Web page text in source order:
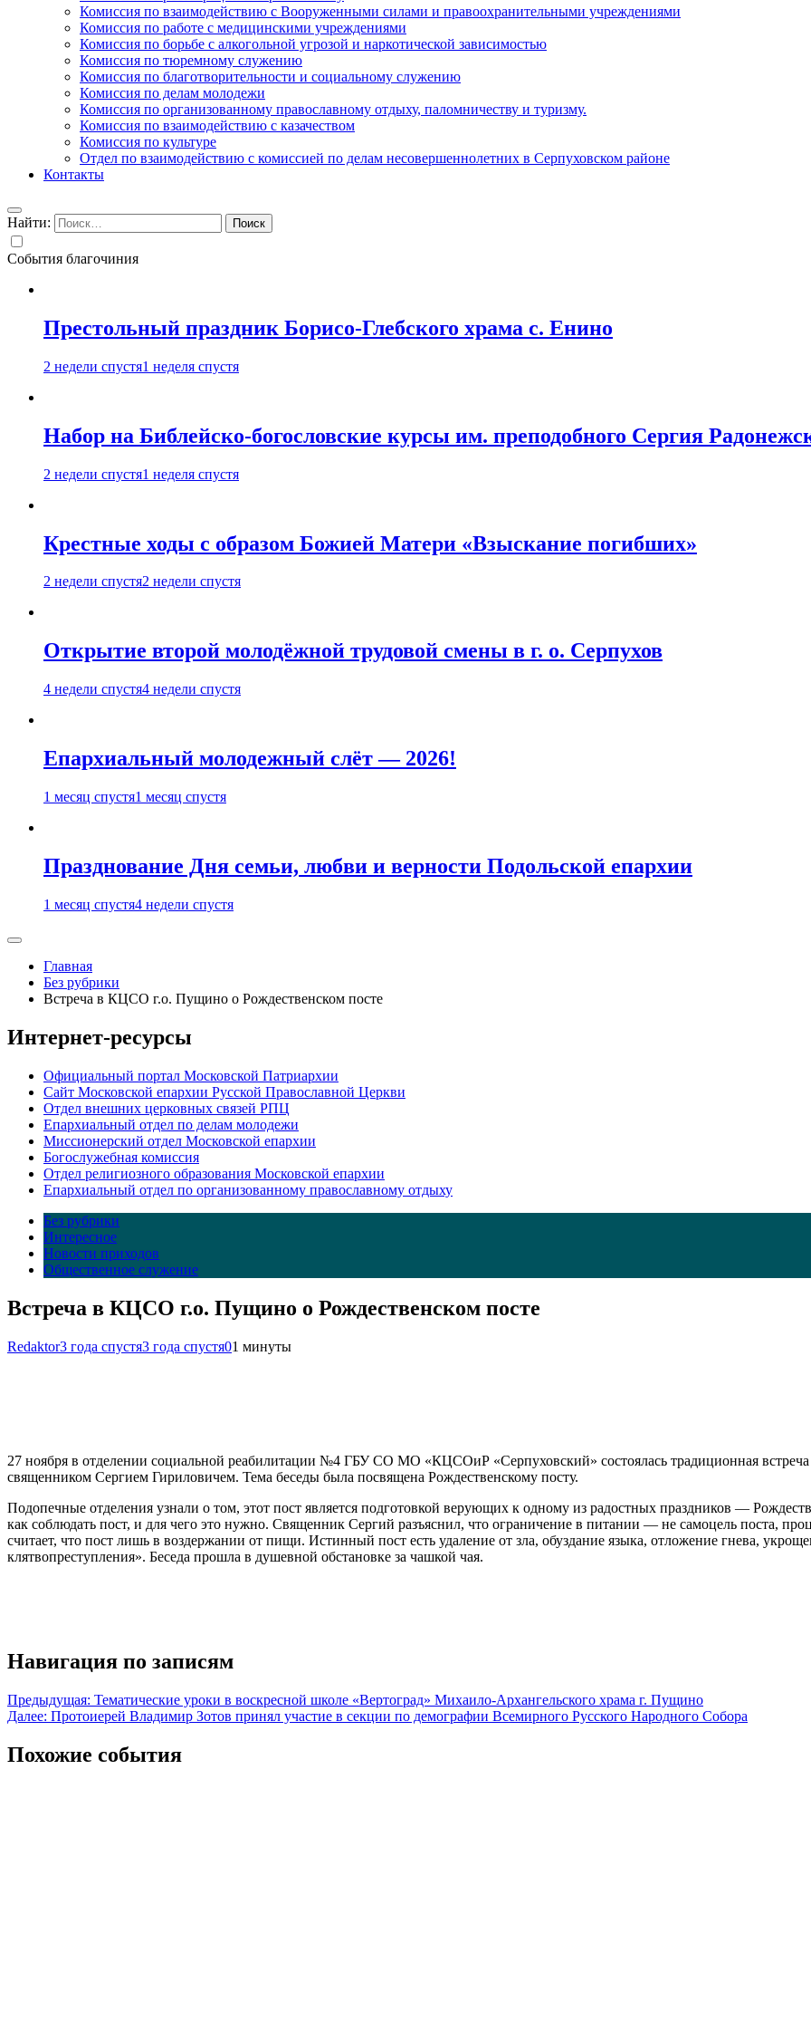
Комиссия по взаимодействию с Вооруженными силами и правоохранительными учреждениями
Комиссия по работе с медицинскими учреждениями
Комиссия по борьбе с алкогольной угрозой и наркотической зависимостью
Комиссия по тюремному служению
Комиссия по благотворительности и социальному служению
Комиссия по делам молодежи
Комиссия по организованному православному отдыху, паломничеству и туризму.
Комиссия по взаимодействию с казачеством
Комиссия по культуре
Отдел по взаимодействию с комиссией по делам несовершеннолетних в Серпуховском районе
Контакты
Найти:
События благочиния
Престольный праздник Борисо-Глебского храма с. Енино
2 недели спустя1 неделя спустя
Набор на Библейско-богословские курсы им. преподобного Сергия
2 недели спустя1 неделя спустя
Крестные ходы с образом Божией Матери «Взыскание погибших»
2 недели спустя2 недели спустя
Открытие второй молодёжной трудовой смены в г. о. Серпухов
4 недели спустя4 недели спустя
Епархиальный молодежный слёт — 2026!
1 месяц спустя1 месяц спустя
Празднование Дня семьи, любви и верности Подольской епархии
1 месяц спустя4 недели спустя
Главная
Без рубрики
Встреча в КЦСО г.о. Пущино о Рождественском посте
Интернет-ресурсы
Официальный портал Московской Патриархии
Сайт Московской епархии Русской Православной Церкви
Отдел внешних церковных связей РПЦ
Епархиальный отдел по делам молодежи
Миссионерский отдел Московской епархии
Богослужебная комиссия
Отдел религиозного образования Московской епархии
Епархиальный отдел по организованному православному отдыху
Без рубрики
Интересное
Новости приходов
Общественное служение
Встреча в КЦСО г.о. Пущино о Рождественском посте
Redaktor3 года спустя3 года спустя01 минуты
27 ноября в отделении социальной реабилитации №4 ГБУ СО МО «КЦСОиР «Серпуховский» состоялась традиционная
священником Сергием Гириловичем. Тема беседы была посвящена Рождественскому посту.
Подопечные отделения узнали о том, этот пост является подготовкой верующих к одному из радостных праздников —
как соблюдать пост, и для чего это нужно. Священник Сергий разъяснил, что ограничение в питании — не самоцель поста,
считает, что пост лишь в воздержании от пищи. Истинный пост есть удаление от зла, обуздание языка, отложение гнева,
клятвопреступления». Беседа прошла в душевной обстановке за чашкой чая.
Навигация по записям
Предыдущая: Тематические уроки в воскресной школе «Вертоград» Михаило-Архангельского храма г. Пущино
Далее: Протоиерей Владимир Зотов принял участие в секции по демографии Всемирного Русского Народного Собора
Похожие события